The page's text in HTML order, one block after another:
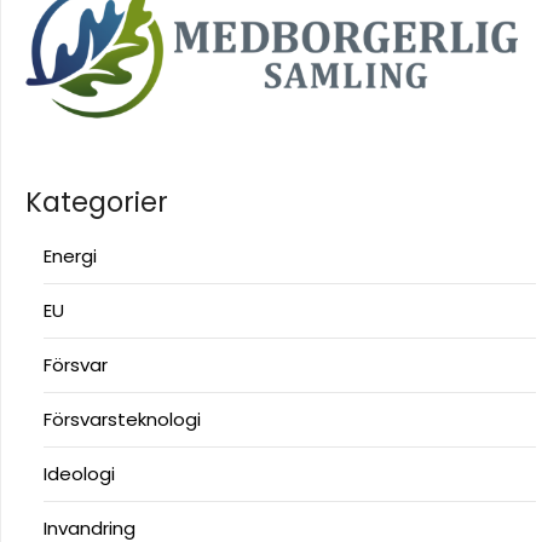
Kategorier
Energi
EU
Försvar
Försvarsteknologi
Ideologi
Invandring